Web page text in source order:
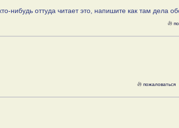
нибудь оттуда читает это, напишите как там дела
пожаловаться